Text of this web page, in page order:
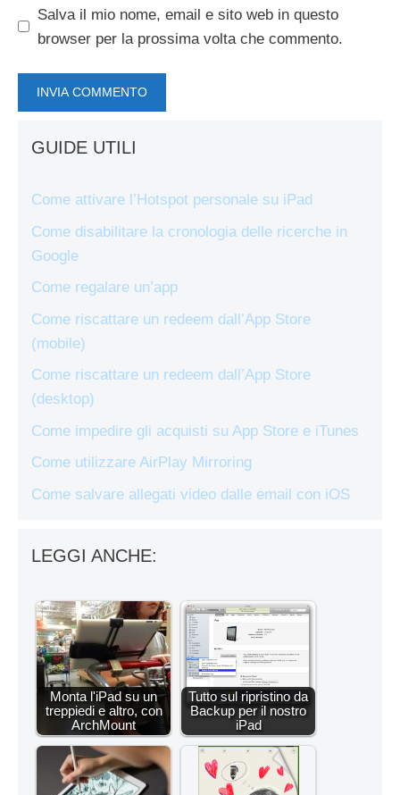
Salva il mio nome, email e sito web in questo
browser per la prossima volta che commento.
GUIDE UTILI
Come attivare l’Hotspot personale su iPad
Come disabilitare la cronologia delle ricerche in
Google
Come regalare un’app
Come riscattare un redeem dall’App Store
(mobile)
Come riscattare un redeem dall’App Store
(desktop)
Come impedire gli acquisti su App Store e iTunes
Come utilizzare AirPlay Mirroring
Come salvare allegati video dalle email con iOS
LEGGI ANCHE:
Monta l'iPad su un
treppiedi e altro, con
ArchMount
Tutto sul ripristino da
Backup per il nostro
iPad